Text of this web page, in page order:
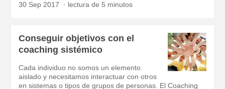
30 Sep 2017 lectura de 5 minutos
Conseguir objetivos con el
coaching sistémico
Cada individuo no somos un elemento
aislado y necesitamos interactuar con otros
en sistemas o tipos de grupos de personas. El Coaching